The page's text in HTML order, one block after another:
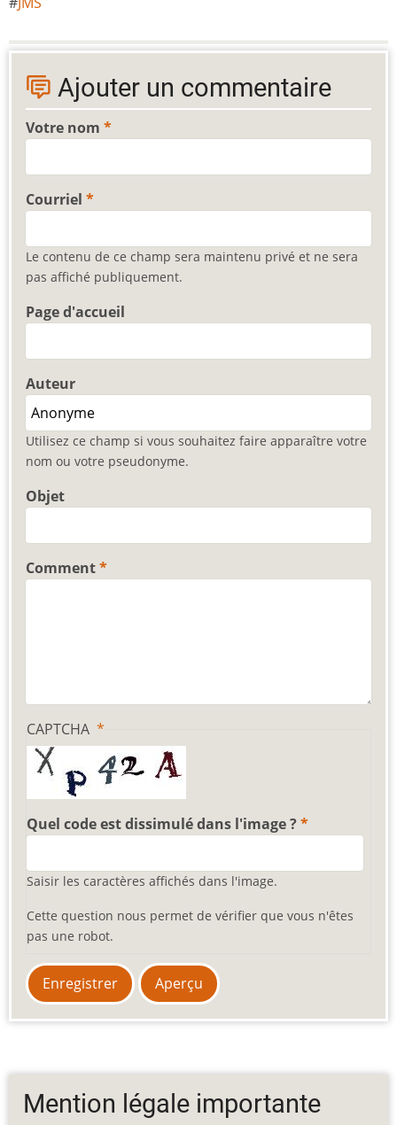
Ajouter un commentaire
Votre nom
Courriel
Le contenu de ce champ sera maintenu privé et ne sera
pas affiché publiquement.
Page d'accueil
Auteur
Utilisez ce champ si vous souhaitez faire apparaître votre
nom ou votre pseudonyme.
Objet
Comment
CAPTCHA
Quel code est dissimulé dans l'image ?
Saisir les caractères affichés dans l'image.
Cette question nous permet de vérifier que vous n'êtes
pas une robot.
Mention légale importante